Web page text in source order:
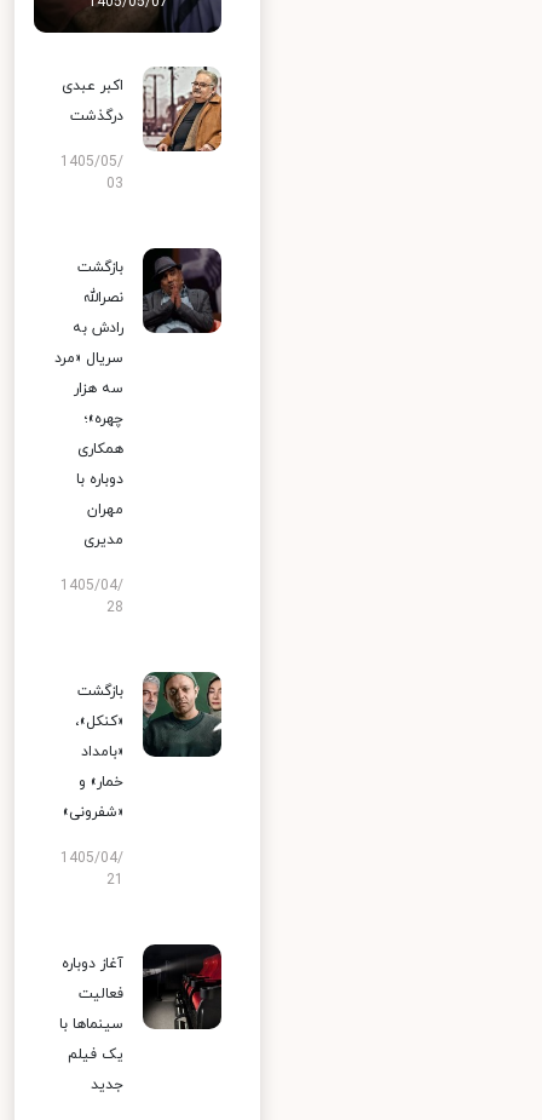
اکبر عبدی
درگذشت
1405/05/
03
بازگشت
نصرالله
رادش به
سریال «مرد
سه هزار
چهره»؛
همکاری
دوباره با
مهران
مدیری
1405/04/
28
بازگشت
«کنکل»،
«بامداد
خمار» و
«شفرونی»
1405/04/
آغاز دوباره
فعالیت
سینماها با
یک فیلم
جدید